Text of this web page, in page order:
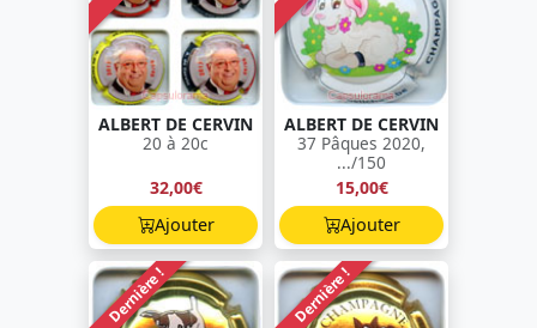
ALBERT DE CERVIN
20 à 20c
32,00€
Ajouter
ALBERT DE CERVIN
37 Pâques 2020,
.../150
15,00€
Ajouter
Dernière ! Dernière !